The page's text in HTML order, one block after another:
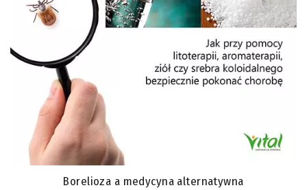
Borelioza a medycyna alternatywna